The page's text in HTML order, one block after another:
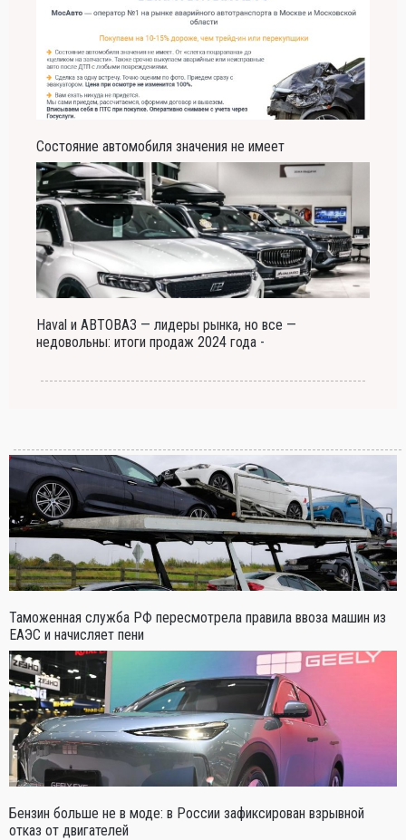
Состояние автомобиля значения не имеет
Haval и АВТОВАЗ — лидеры рынка, но все —
недовольны: итоги продаж 2024 года -
Таможенная служба РФ пересмотрела правила ввоза машин из
ЕАЭС и начисляет пени
Бензин больше не в моде: в России зафиксирован взрывной
отказ от двигателей